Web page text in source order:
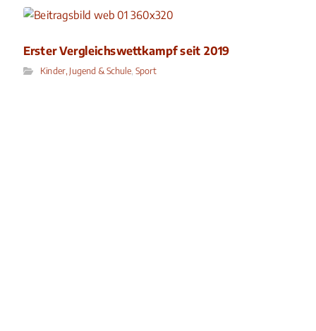
Erster Vergleichswettkampf seit 2019
Kinder, Jugend & Schule, Sport